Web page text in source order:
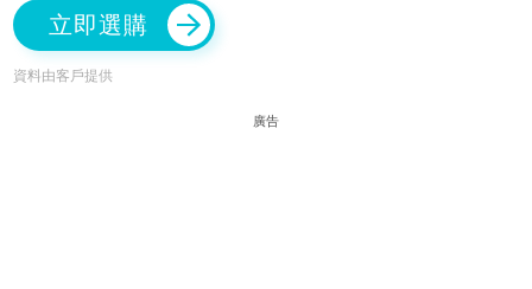
立即選購
資料由客戶提供
廣告